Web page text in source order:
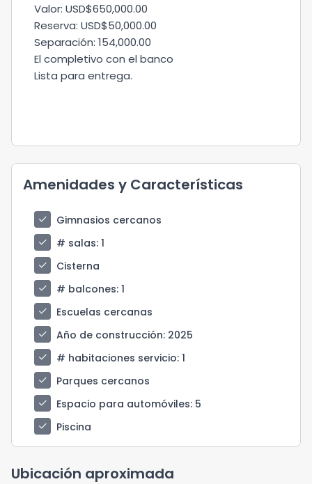
Valor: USD$650,000.00
Reserva: USD$50,000.00
Separación: 154,000.00
El completivo con el banco
Lista para entrega.
Amenidades y Características
check
Gimnasios cercanos
check
# salas: 1
check
Cisterna
check
# balcones: 1
check
Escuelas cercanas
check
Año de construcción: 2025
check
# habitaciones servicio: 1
check
Parques cercanos
check
Espacio para automóviles: 5
check
Piscina
Ubicación aproximada